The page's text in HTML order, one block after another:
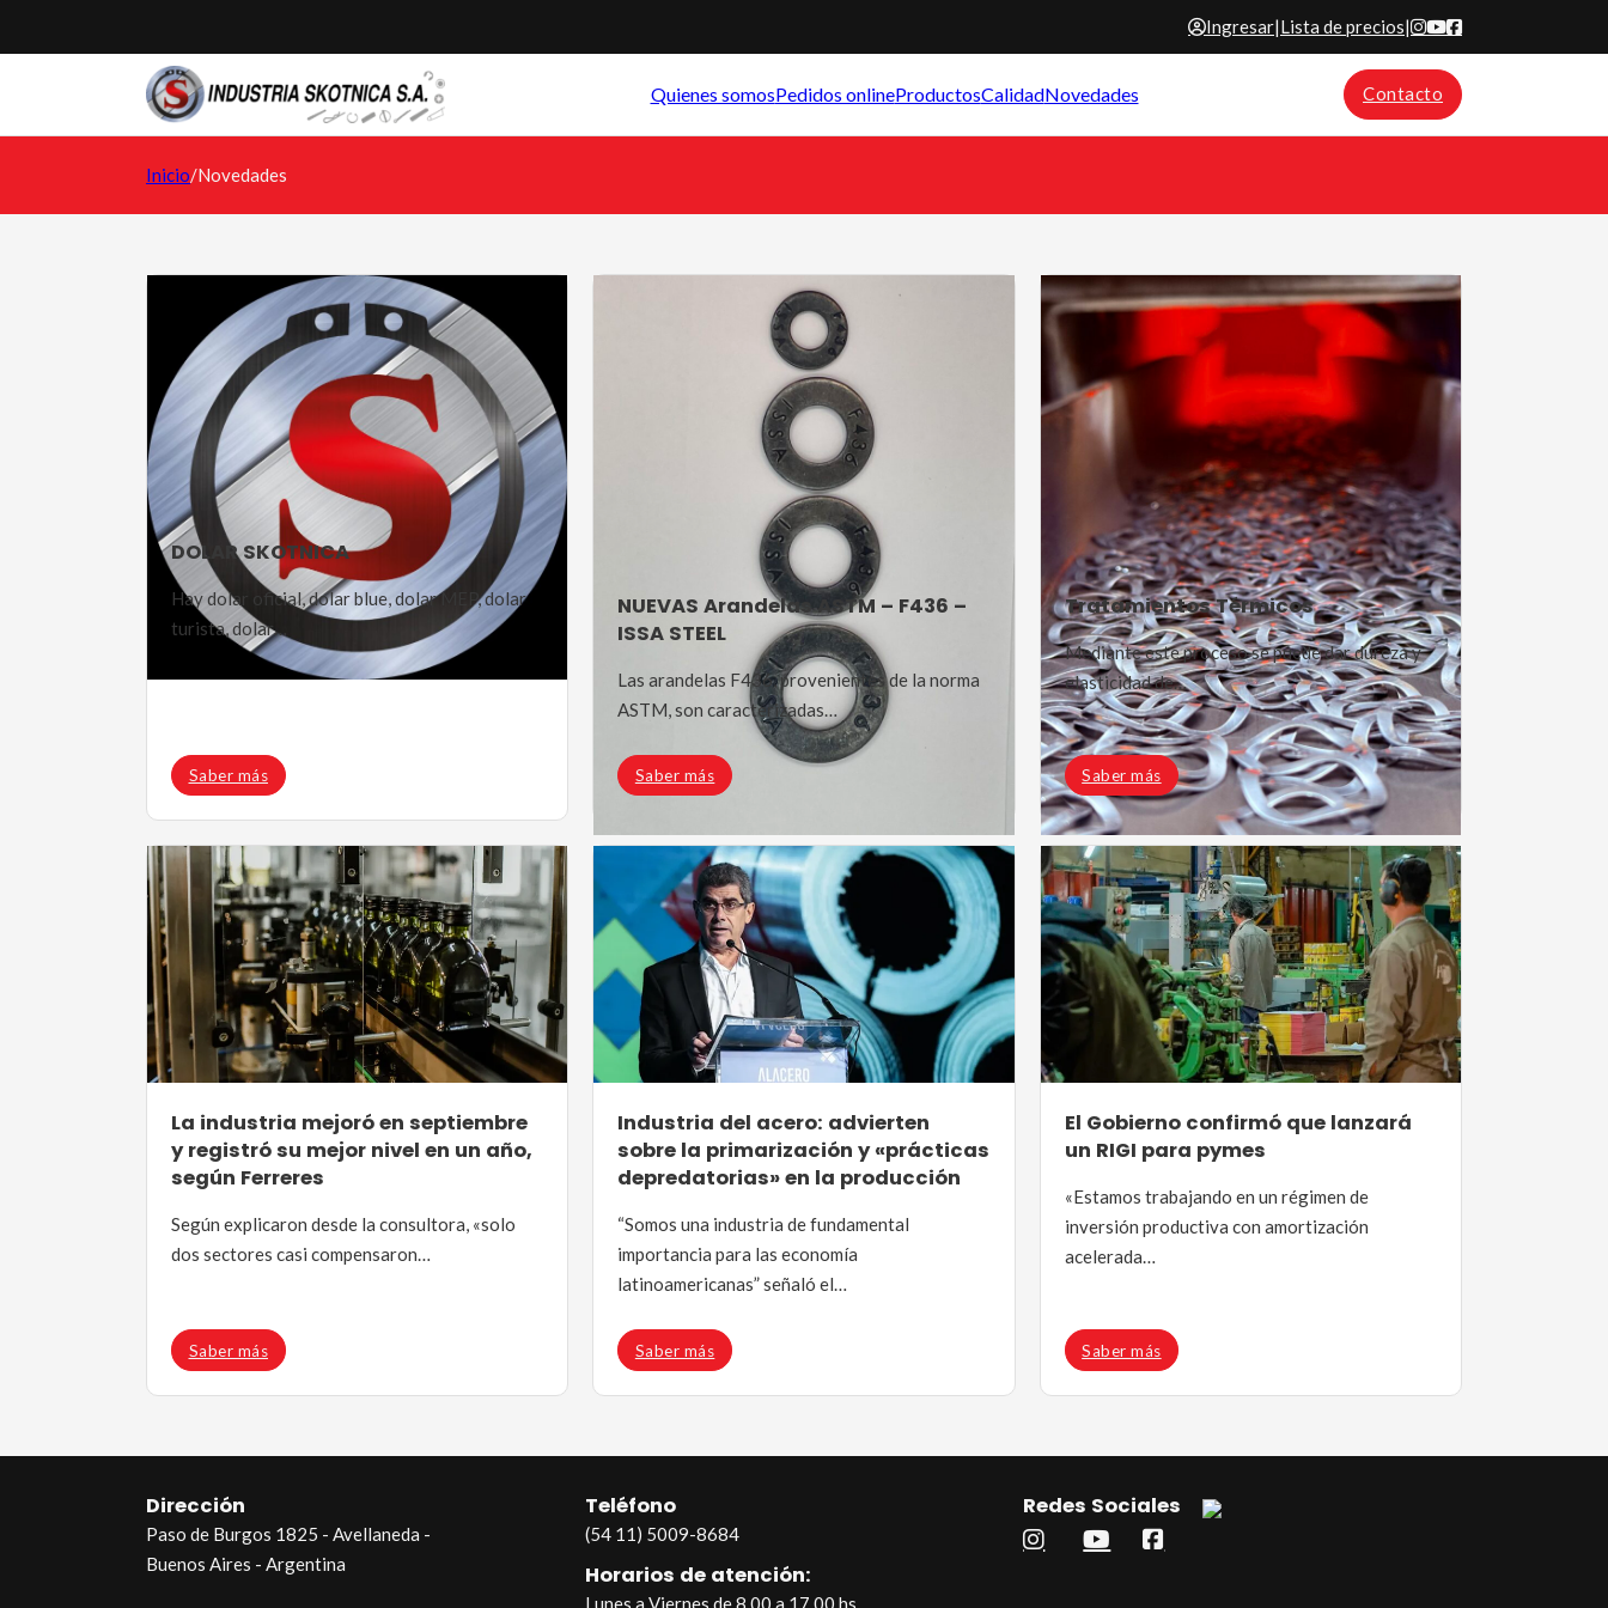
Ingresar|Lista de precios|
Quienes somosPedidos onlineProductosCalidadNovedades Contacto
Inicio/Novedades
DOLAR SKOTNICA
Hay dolar oficial, dolar blue, dolar MEP, dolar
turista, dolar…
Saber más
NUEVAS Arandelas ASTM – F436 –
ISSA STEEL
Las arandelas F436, provenientes de la norma
ASTM, son caracterizadas…
Saber más
Tratamientos Térmicos
Mediante este proceso se puede dar dureza y
elasticidad de…
Saber más
La industria mejoró en septiembre
y registró su mejor nivel en un año,
según Ferreres
Según explicaron desde la consultora, «solo
dos sectores casi compensaron…
Saber más
Industria del acero: advierten
sobre la primarización y «prácticas
depredatorias» en la producción
“Somos una industria de fundamental
importancia para las economía
latinoamericanas” señaló el…
Saber más
El Gobierno confirmó que lanzará
un RIGI para pymes
«Estamos trabajando en un régimen de
inversión productiva con amortización
acelerada…
Saber más
Dirección
Paso de Burgos 1825 - Avellaneda -
Buenos Aires - Argentina
Teléfono
(54 11) 5009-8684
Horarios de atención:
Lunes a Viernes de 8.00 a 17.00 hs
Redes Sociales